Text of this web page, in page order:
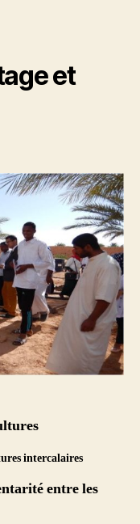
et
intercalaires
entre les